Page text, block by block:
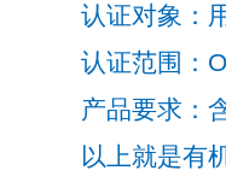
认证对象：用
认证范围：
产品要求：含
以上就是有机